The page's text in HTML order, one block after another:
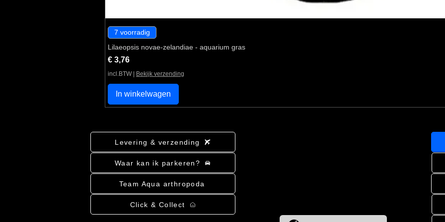
7 voorradig
Lilaeopsis novae-zelandiae - aquarium gras
Prijs
€ 3,76
incl.BTW Bekijk verzending
In winkelwagen
Levering & verzending
Waar kan ik parkeren?
Team Aqua arthropoda
Click & Collect